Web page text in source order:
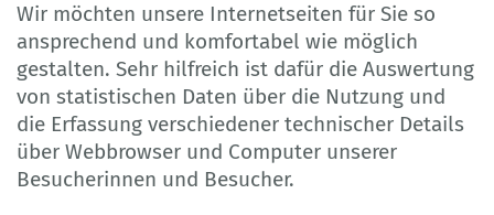
Wir möchten unsere Internetseiten für Sie so
ansprechend und komfortabel wie möglich
gestalten. Sehr hilfreich ist dafür die Auswertung
von statistischen Daten über die Nutzung und
die Erfassung verschiedener technischer Details
über Webbrowser und Computer unserer
Besucherinnen und Besucher.